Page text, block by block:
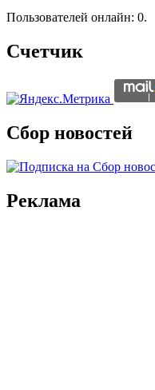
Пользователей онлайн: 0.
Счетчик
Сбор новостей
Реклама